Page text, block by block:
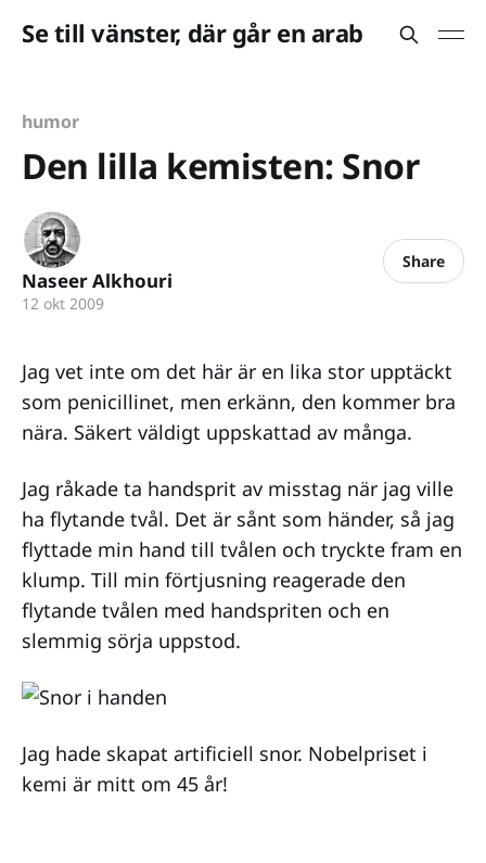
Se till vänster, där går en arab
humor
Den lilla kemisten: Snor
Naseer Alkhouri
12 okt 2009
Share
Jag vet inte om det här är en lika stor upptäckt
som penicillinet, men erkänn, den kommer bra
nära. Säkert väldigt uppskattad av många.
Jag råkade ta handsprit av misstag när jag ville
ha flytande tvål. Det är sånt som händer, så jag
flyttade min hand till tvålen och tryckte fram en
klump. Till min förtjusning reagerade den
flytande tvålen med handspriten och en
slemmig sörja uppstod.
Jag hade skapat artificiell snor. Nobelpriset i
kemi är mitt om 45 år!